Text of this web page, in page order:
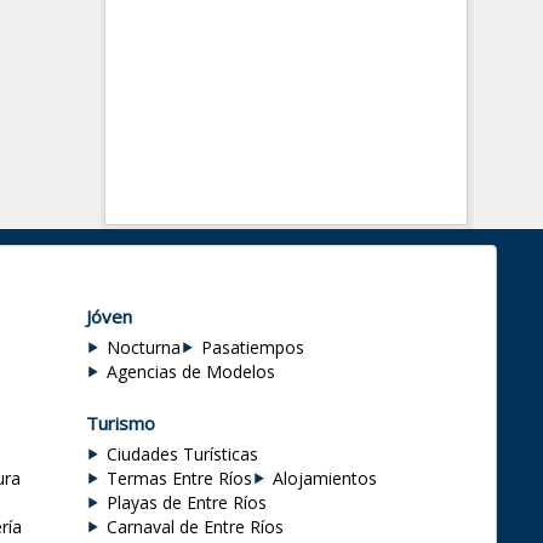
Jóven
Nocturna
Pasatiempos
Agencias de Modelos
Turismo
Ciudades Turísticas
Termas Entre Ríos
Alojamientos
Playas de Entre Ríos
Carnaval de Entre Ríos